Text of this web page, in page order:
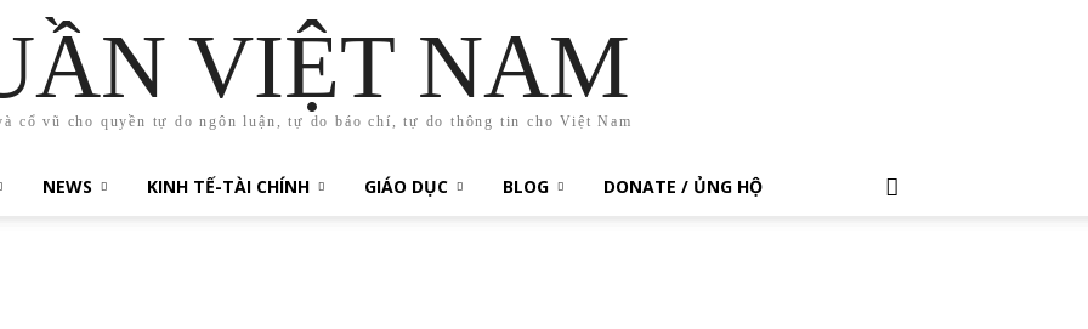
VIỆT NAM
cổ vũ cho quyền tự do ngôn luận, tự do báo chí, tự do thông tin cho Việt Nam
NEWS KINH TẾ-TÀI CHÍNH GIÁO DỤC BLOG DONATE / ỦNG HỘ